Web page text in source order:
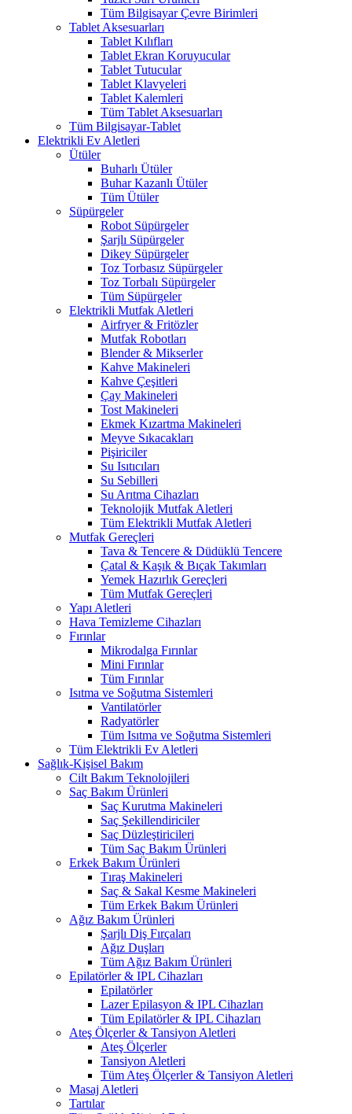
Tüm Bilgisayar Çevre Birimleri
Tablet Aksesuarları
Tablet Kılıfları
Tablet Ekran Koruyucular
Tablet Tutucular
Tablet Klavyeleri
Tablet Kalemleri
Tüm Tablet Aksesuarları
Tüm Bilgisayar-Tablet
Elektrikli Ev Aletleri
Ütüler
Buharlı Ütüler
Buhar Kazanlı Ütüler
Tüm Ütüler
Süpürgeler
Robot Süpürgeler
Şarjlı Süpürgeler
Dikey Süpürgeler
Toz Torbasız Süpürgeler
Toz Torbalı Süpürgeler
Tüm Süpürgeler
Elektrikli Mutfak Aletleri
Airfryer & Fritözler
Mutfak Robotları
Blender & Mikserler
Kahve Makineleri
Kahve Çeşitleri
Çay Makineleri
Tost Makineleri
Ekmek Kızartma Makineleri
Meyve Sıkacakları
Pişiriciler
Su Isıtıcıları
Su Sebilleri
Su Arıtma Cihazları
Teknolojik Mutfak Aletleri
Tüm Elektrikli Mutfak Aletleri
Mutfak Gereçleri
Tava & Tencere & Düdüklü Tencere
Çatal & Kaşık & Bıçak Takımları
Yemek Hazırlık Gereçleri
Tüm Mutfak Gereçleri
Yapı Aletleri
Hava Temizleme Cihazları
Fırınlar
Mikrodalga Fırınlar
Mini Fırınlar
Tüm Fırınlar
Isıtma ve Soğutma Sistemleri
Vantilatörler
Radyatörler
Tüm Isıtma ve Soğutma Sistemleri
Tüm Elektrikli Ev Aletleri
Sağlık-Kişisel Bakım
Cilt Bakım Teknolojileri
Saç Bakım Ürünleri
Saç Kurutma Makineleri
Saç Şekillendiriciler
Saç Düzleştiricileri
Tüm Saç Bakım Ürünleri
Erkek Bakım Ürünleri
Tıraş Makineleri
Saç & Sakal Kesme Makineleri
Tüm Erkek Bakım Ürünleri
Ağız Bakım Ürünleri
Şarjlı Diş Fırçaları
Ağız Duşları
Tüm Ağız Bakım Ürünleri
Epilatörler & IPL Cihazları
Epilatörler
Lazer Epilasyon & IPL Cihazları
Tüm Epilatörler & IPL Cihazları
Ateş Ölçerler & Tansiyon Aletleri
Ateş Ölçerler
Tansiyon Aletleri
Tüm Ateş Ölçerler & Tansiyon Aletleri
Masaj Aletleri
Tartılar